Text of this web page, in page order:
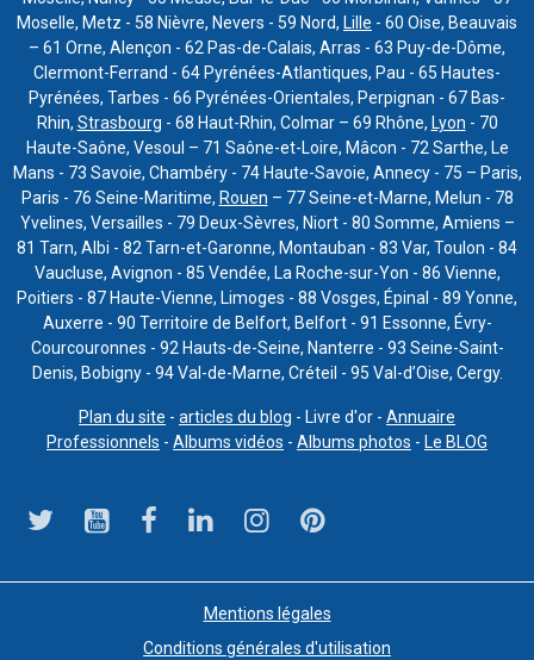
Moselle, Metz - 58 Nièvre, Nevers - 59 Nord, Lille - 60 Oise, Beauvais
– 61 Orne, Alençon - 62 Pas-de-Calais, Arras - 63 Puy-de-Dôme,
Clermont-Ferrand - 64 Pyrénées-Atlantiques, Pau - 65 Hautes-
Pyrénées, Tarbes - 66 Pyrénées-Orientales, Perpignan - 67 Bas-
Rhin, Strasbourg - 68 Haut-Rhin, Colmar – 69 Rhône, Lyon - 70
Haute-Saône, Vesoul – 71 Saône-et-Loire, Mâcon - 72 Sarthe, Le
Mans - 73 Savoie, Chambéry - 74 Haute-Savoie, Annecy - 75 – Paris,
Paris - 76 Seine-Maritime, Rouen – 77 Seine-et-Marne, Melun - 78
Yvelines, Versailles - 79 Deux-Sèvres, Niort - 80 Somme, Amiens –
81 Tarn, Albi - 82 Tarn-et-Garonne, Montauban - 83 Var, Toulon - 84
Vaucluse, Avignon - 85 Vendée, La Roche-sur-Yon - 86 Vienne,
Poitiers - 87 Haute-Vienne, Limoges - 88 Vosges, Épinal - 89 Yonne,
Auxerre - 90 Territoire de Belfort, Belfort - 91 Essonne, Évry-
Courcouronnes - 92 Hauts-de-Seine, Nanterre - 93 Seine-Saint-
Denis, Bobigny - 94 Val-de-Marne, Créteil - 95 Val-d’Oise, Cergy.
Plan du site - articles du blog - Livre d'or - Annuaire
Professionnels - Albums vidéos - Albums photos - Le BLOG
Mentions légales
Conditions générales d'utilisation